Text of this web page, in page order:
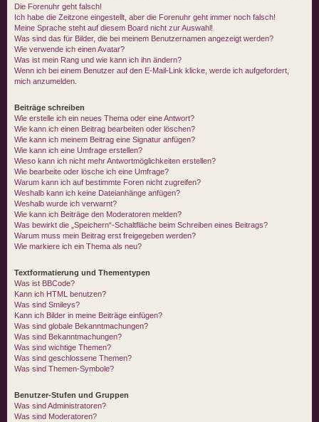
Die Forenuhr geht falsch!
Ich habe die Zeitzone eingestellt, aber die Forenuhr geht immer noch falsch!
Meine Sprache steht auf diesem Board nicht zur Auswahl!
Was sind das für Bilder, die bei meinem Benutzernamen angezeigt werden?
Wie verwende ich einen Avatar?
Was ist mein Rang und wie kann ich ihn ändern?
Wenn ich bei einem Benutzer auf den E-Mail-Link klicke, werde ich aufgefordert,
mich anzumelden.
Beiträge schreiben
Wie erstelle ich ein neues Thema oder eine Antwort?
Wie kann ich einen Beitrag bearbeiten oder löschen?
Wie kann ich meinem Beitrag eine Signatur anfügen?
Wie kann ich eine Umfrage erstellen?
Wieso kann ich nicht mehr Antwortmöglichkeiten erstellen?
Wie bearbeite oder lösche ich eine Umfrage?
Warum kann ich auf bestimmte Foren nicht zugreifen?
Weshalb kann ich keine Dateianhänge anfügen?
Weshalb wurde ich verwarnt?
Wie kann ich Beiträge den Moderatoren melden?
Was bewirkt die „Speichern“-Schaltfläche beim Schreiben eines Beitrags?
Warum muss mein Beitrag erst freigegeben werden?
Wie markiere ich ein Thema als neu?
Textformatierung und Thementypen
Was ist BBCode?
Kann ich HTML benutzen?
Was sind Smileys?
Kann ich Bilder in meine Beiträge einfügen?
Was sind globale Bekanntmachungen?
Was sind Bekanntmachungen?
Was sind wichtige Themen?
Was sind geschlossene Themen?
Was sind Themen-Symbole?
Benutzer-Stufen und Gruppen
Was sind Administratoren?
Was sind Moderatoren?